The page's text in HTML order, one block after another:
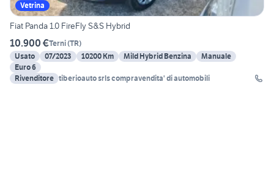
Vetrina
Fiat Panda 1.0 FireFly S&S Hybrid
10.900 €Terni(TR)
Usato
07/2023 10200 Km Mild Hybrid Benzina
Manuale
Euro 6
Rivenditore tiberioauto srls compravendita' di automobili